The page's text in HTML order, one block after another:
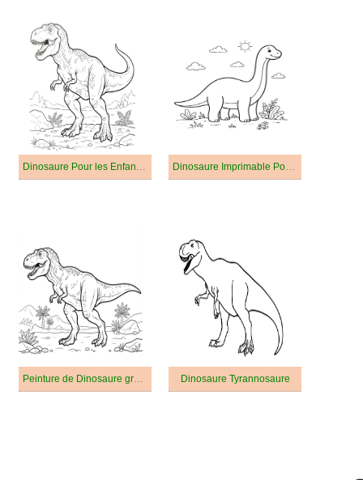
Dinosaure Pour les Enfants gratuit Dinosaure Imprimable Pour les Enfants
Peinture de Dinosaure gratuit Dinosaure Tyrannosaure